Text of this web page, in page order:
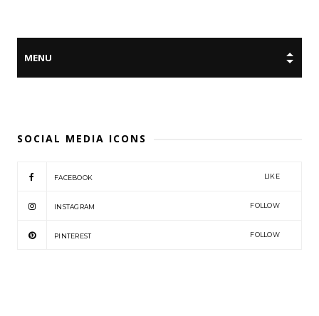
SOCIAL MEDIA ICONS
FACEBOOK LIKE
INSTAGRAM FOLLOW
PINTEREST FOLLOW